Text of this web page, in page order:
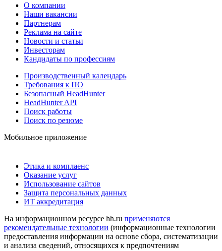
О компании
Наши вакансии
Партнерам
Реклама на сайте
Новости и статьи
Инвесторам
Кандидаты по профессиям
Производственный календарь
Требования к ПО
Безопасный HeadHunter
HeadHunter API
Поиск работы
Поиск по резюме
Мобильное приложение
Этика и комплаенс
Оказание услуг
Использование сайтов
Защита персональных данных
ИТ аккредитация
На информационном ресурсе hh.ru применяются
рекомендательные технологии (информационные технологии
предоставления информации на основе сбора, систематизации
и анализа сведений, относящихся к предпочтениям